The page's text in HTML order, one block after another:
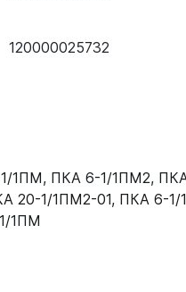
120000025732
120000025732
120000025732
1ПМ, ПКА 6-1/1ПМ2,
20-1/1ПМ2-01, ПКА 6-1/
1ПМ